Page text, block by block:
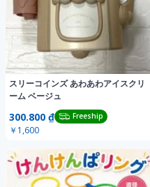
スリーコインズ あわあわアイスクリ
ーム ベージュ
300.800 ₫ Freeship
￥1,600